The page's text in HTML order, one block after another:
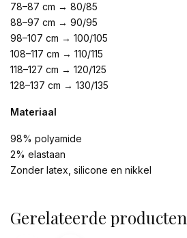
78–87 cm → 80/85
88–97 cm → 90/95
98–107 cm → 100/105
108–117 cm → 110/115
118–127 cm → 120/125
128–137 cm → 130/135
Materiaal
98% polyamide
2% elastaan
Zonder latex, silicone en nikkel
Gerelateerde producten